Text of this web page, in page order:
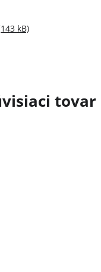
tovar
kB)